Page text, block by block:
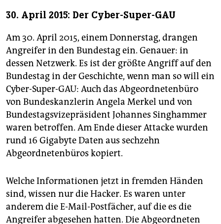
30. April 2015: Der Cyber-Super-GAU
Am 30. April 2015, einem Donnerstag, drangen
Angreifer in den Bundestag ein. Genauer: in
dessen Netzwerk. Es ist der größte Angriff auf den
Bundestag in der Geschichte, wenn man so will ein
Cyber-Super-GAU: Auch das Abgeordnetenbüro
von Bundeskanzlerin Angela Merkel und von
Bundestagsvizepräsident Johannes Singhammer
waren betroffen. Am Ende dieser Attacke wurden
rund 16 Gigabyte Daten aus sechzehn
Abgeordnetenbüros kopiert. ­
Welche Informationen jetzt in fremden Händen
sind, wissen nur die Hacker. Es waren unter
anderem die E-Mail-­Postfächer, auf die es die
Angreifer abgesehen hatten. Die Abgeordneten